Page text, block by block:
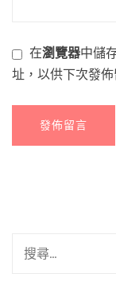
在瀏覽器中儲
址，以供下次發佈